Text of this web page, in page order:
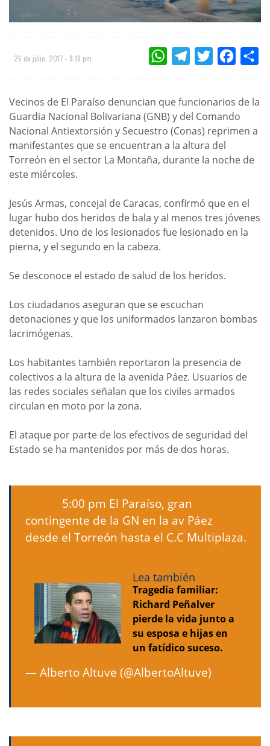
26 de julio, 2017 - 8:18 pm WHATSAPPTELEGRAMTWITTER
Vecinos de El Paraíso denuncian que funcionarios de la
Guardia Nacional Bolivariana (GNB) y del Comando
Nacional Antiextorsión y Secuestro (Conas) reprimen a
manifestantes que se encuentran a la altura del
Torreón en el sector La Montaña, durante la noche de
este miércoles.
Jesús Armas, concejal de Caracas, confirmó que en el
lugar hubo dos heridos de bala y al menos tres jóvenes
detenidos. Uno de los lesionados fue lesionado en la
pierna, y el segundo en la cabeza.
Se desconoce el estado de salud de los heridos.
Los ciudadanos aseguran que se escuchan
detonaciones y que los uniformados lanzaron bombas
lacrimógenas.
Los habitantes también reportaron la presencia de
colectivos a la altura de la avenida Páez. Usuarios de
las redes sociales señalan que los civiles armados
circulan en moto por la zona.
El ataque por parte de los efectivos de seguridad del
Estado se ha mantenidos por más de dos horas.
5:00 pm El Paraíso, gran
contingente de la GN en la av Páez
desde el Torreón hasta el C.C Multiplaza.
Lea también
Tragedia familiar:
Richard Peñalver
pierde la vida junto a
su esposa e hijas en
un fatídico suceso.
— Alberto Altuve (@AlbertoAltuve)